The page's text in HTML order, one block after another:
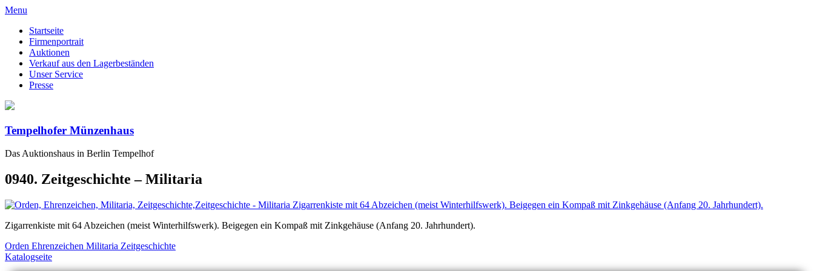
Menu
Startseite
Firmenportrait
Auktionen
Verkauf aus den Lagerbeständen
Unser Service
Presse
Tempelhofer Münzenhaus
Das Auktionshaus in Berlin Tempelhof
0940. Zeitgeschichte – Militaria
Zigarrenkiste mit 64 Abzeichen (meist Winterhilfswerk). Beigegen ein Kompaß mit Zinkgehäuse (Anfang 20. Jahrhundert).
Orden Ehrenzeichen Militaria Zeitgeschichte
Katalogseite